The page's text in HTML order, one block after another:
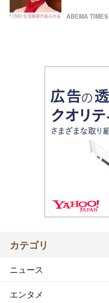
ABEMA TIMES
カテゴリ
ニュース
エンタメ